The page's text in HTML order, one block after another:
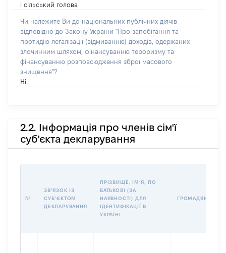
і сільський голова
Чи належите Ви до національних публічних діячів
відповідно до Закону України "Про запобігання та
протидію легалізації (відмиванню) доходів, одержаних
злочинним шляхом, фінансуванню тероризму та
фінансуванню розповсюдження зброї масового
знищення"?
Ні
2.2. Інформація про членів сім'ї
суб'єкта декларування
№
ЗВʼЯЗОК ІЗ
СУБʼЄКТОМ
ДЕКЛАРУВАННЯ
ПРІЗВИЩЕ, ІМʼЯ, ПО
БАТЬКОВІ (ЗА
НАЯВНОСТІ) ДЛЯ
ІДЕНТИФІКАЦІЇ В
УКРАЇНІ
ГРОМАДЯНСТВО